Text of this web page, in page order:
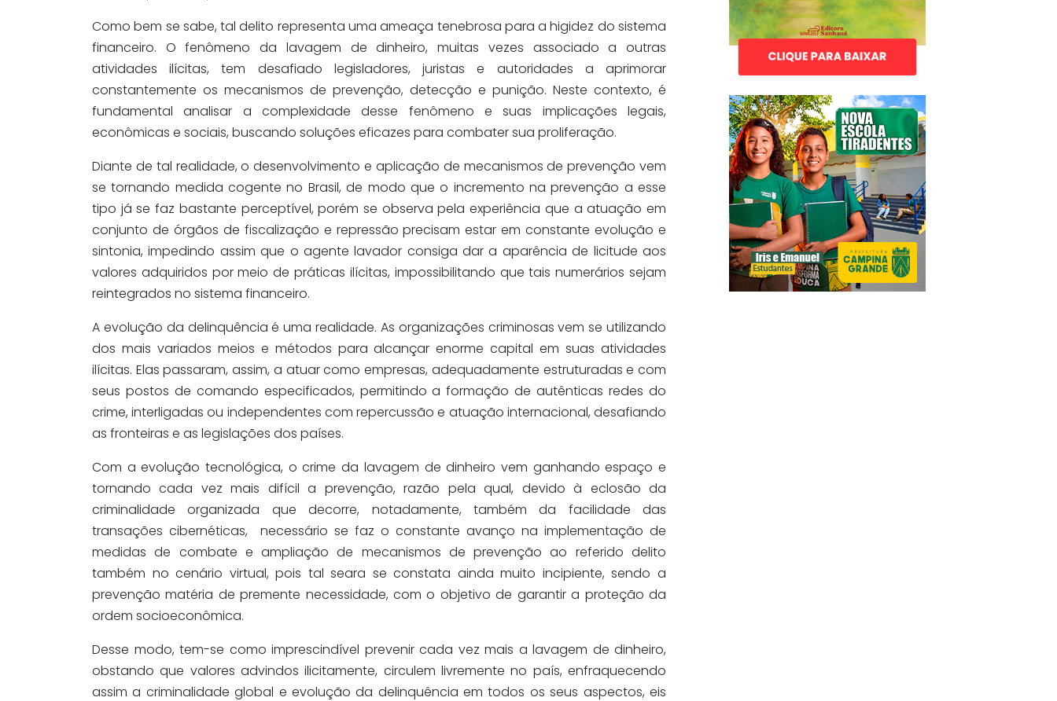
Como bem se sabe, tal delito representa uma ameaça tenebrosa para a higidez do sistema
financeiro. O fenômeno da lavagem de dinheiro, muitas vezes associado a outras
atividades ilícitas, tem desafiado legisladores, juristas e autoridades a aprimorar
constantemente os mecanismos de prevenção, detecção e punição. Neste contexto, é
fundamental analisar a complexidade desse fenômeno e suas implicações legais,
econômicas e sociais, buscando soluções eficazes para combater sua proliferação.
Diante de tal realidade, o desenvolvimento e aplicação de mecanismos de prevenção vem
se tornando medida cogente no Brasil, de modo que o incremento na prevenção a esse
tipo já se faz bastante perceptível, porém se observa pela experiência que a atuação em
conjunto de órgãos de fiscalização e repressão precisam estar em constante evolução e
sintonia, impedindo assim que o agente lavador consiga dar a aparência de licitude aos
valores adquiridos por meio de práticas ilícitas, impossibilitando que tais numerários sejam
reintegrados no sistema financeiro.
A evolução da delinquência é uma realidade. As organizações criminosas vem se utilizando
dos mais variados meios e métodos para alcançar enorme capital em suas atividades
ilícitas. Elas passaram, assim, a atuar como empresas, adequadamente estruturadas e com
seus postos de comando especificados, permitindo a formação de autênticas redes do
crime, interligadas ou independentes com repercussão e atuação internacional, desafiando
as fronteiras e as legislações dos países.
Com a evolução tecnológica, o crime da lavagem de dinheiro vem ganhando espaço e
tornando cada vez mais difícil a prevenção, razão pela qual, devido à eclosão da
criminalidade organizada que decorre, notadamente, também da facilidade das
transações cibernéticas, necessário se faz o constante avanço na implementação de
medidas de combate e ampliação de mecanismos de prevenção ao referido delito
também no cenário virtual, pois tal seara se constata ainda muito incipiente, sendo a
prevenção matéria de premente necessidade, com o objetivo de garantir a proteção da
ordem socioeconômica.
Desse modo, tem-se como imprescindível prevenir cada vez mais a lavagem de dinheiro,
obstando que valores advindos ilicitamente, circulem livremente no país, enfraquecendo
assim a criminalidade global e evolução da delinquência em todos os seus aspectos, eis